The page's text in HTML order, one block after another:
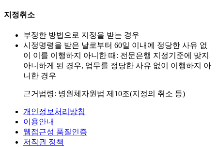
지정취소
부정한 방법으로 지정을 받는 경우
시정명령을 받은 날로부터 60일 이내에 정당한 사유 없
이 이를 이행하지 아니한 때: 전문은행 지정기준에 맞지
아니하게 된 경우, 업무를 정당한 사유 없이 이행하지 아
니한 경우
근거법령: 병원체자원법 제10조(지정의 취소 등)
개인정보처리방침
이용안내
웹접근성 품질인증
저작권 정책